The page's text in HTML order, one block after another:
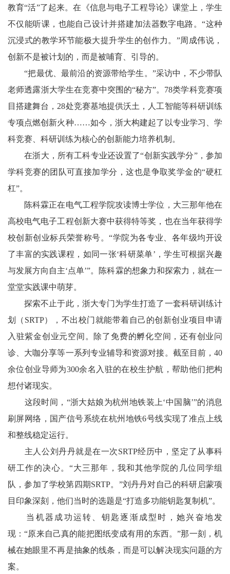
教育“活”了起来。在《信息与电子工程导论》课堂上，学生
不仅能听课，也能自己设计并搭建加法器数字电路。“这种
沉浸式的教学环节能极大提升学生的创作力。”周成伟说，
创新不是被计划的，而是被哺育、引导的。
“把最优、最前沿的资源带给学生。”采访中，不少带队
老师透露浙大学生在竞赛中突围的“秘方”。78类学科竞赛项
目搭建舞台，28处竞赛基地提供沃土，人工智能等科研训练
专项点燃创新火种……如今，浙大构建起了以专业学习、学
科竞赛、科研训练为核心的创新能力培养机制。
在浙大，所有工科专业还设置了“创新实践学分”，参加
学科竞赛的团队可直接加学分，这也是争取奖学金的“硬杠
杠”。
陈科霖正在电气工程学院攻读博士学位，大三那年他在
高校电气电子工程创新大赛中获得特等奖，也在当年获得学
校创新创业标兵荣誉称号。“学院为各专业、各年级均开设
了丰富的实践课程，如同一张‘科研菜单’，学生可根据兴趣
与发展方向自主‘点单’”。陈科霖的想象力和探索力，就在一
堂堂实践课中萌芽。
探索不止于此，浙大专门为学生打造了一套科研训练计
划（SRTP），不出校门就能带着自己的创新创业项目申请
入驻紫金创业元空间。除了免费的孵化空间，还有创业问
诊、大咖分享等一系列专业辅导和资源对接。截至目前，40
余位创业导师为300余名入驻的在校生护航，帮助他们把构
想付诸现实。
这段时间，“浙大姑娘为杭州地铁装上‘中国脑’”的消息
刷屏网络，国产信号系统在杭州地铁6号线实现了准点上线
和整线稳定运行。
主人公刘丹丹就是在一次SRTP经历中，坚定了从事科
研工作的决心。“大三那年，我和其他学院的几位同学组
队，参加了学校第四期SRTP。”刘丹丹对自己的科研启蒙项
目印象深刻，他们当时的选题是“打造多功能钥匙复制机”。
当机器成功运转、钥匙逐渐成型时，她兴奋地发
现：“原来自己真的能把图纸变成有用的东西。”那一刻，机
械在她眼里不再是抽象的线条，而是可以解决现实问题的方
案。